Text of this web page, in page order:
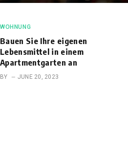
WOHNUNG
Bauen Sie Ihre eigenen
Lebensmittel in einem
Apartmentgarten an
BY JUNE 20, 2023